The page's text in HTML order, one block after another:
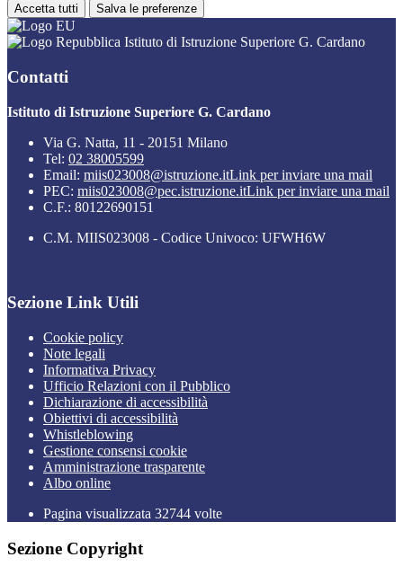
Accetta tutti Salva le preferenze
Istituto di Istruzione Superiore G. Cardano
Contatti
Istituto di Istruzione Superiore G. Cardano
Via G. Natta, 11 - 20151 Milano
Tel: 02 38005599
Email: miis023008@istruzione.itLink per inviare una mail
PEC: miis023008@pec.istruzione.itLink per inviare una mail
C.F.: 80122690151
C.M. MIIS023008 - Codice Univoco: UFWH6W
Sezione Link Utili
Cookie policy
Note legali
Informativa Privacy
Ufficio Relazioni con il Pubblico
Dichiarazione di accessibilità
Obiettivi di accessibilità
Whistleblowing
Gestione consensi cookie
Amministrazione trasparente
Albo online
Pagina visualizzata 32744 volte
Sezione Copyright